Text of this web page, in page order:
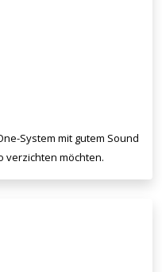
System mit gutem Sound
verzichten möchten.